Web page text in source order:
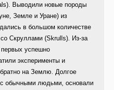
Выводили новые породы
Земле и Уране) из
в большом количестве
Скруллами (Skrulls). Из-за
первых успешно
эксперименты и
на Землю. Долгое
обычными людьми, основали